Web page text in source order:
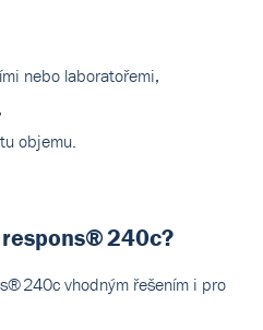
nebo laboratořemi,
objemu.
240c?
240c vhodným řešením i pro